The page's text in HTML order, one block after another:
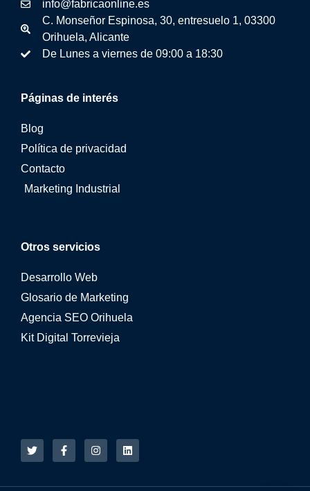
Otros servicios
Desarrollo Web
Glosario de Marketing
Agencia SEO Orihuela
Kit Digital Torrevieja
Páginas de interés
Blog
Política de privacidad
Contacto
Marketing Industrial
info@fabricaonline.es
C. Monseñor Espinosa, 30, entresuelo 1, 03300
Orihuela, Alicante
De Lunes a viernes de 09:00 a 18:30